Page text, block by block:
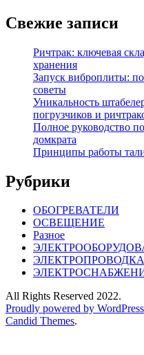
Свежие записи
Ричтрак: ключевая
хранения
Запуск виброплиты:
советы
Уникальность
погрузчиков и
Полное руководство
домкрата
Принципы работы
Рубрики
ОБОГРЕВАТЕЛИ
ОСВЕЩЕНИЕ
Разное
ЭЛЕКТРОПРОВОДКА
All Rights Reserved 2022.
Proudly powered by WordPress
Candid Themes.